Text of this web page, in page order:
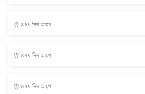
⏰ ৪৭৯ দিন আগে
⏰ ৪৭৯ দিন আগে
⏰ ৪৭৯ দিন আগে